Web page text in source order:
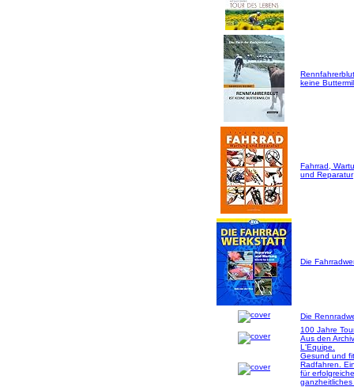
keine
Fahrrad,
und Reparatur
Die
Die
100 Jahre
Aus den
L'Equipe.
Gesund und
Radfahren.
für